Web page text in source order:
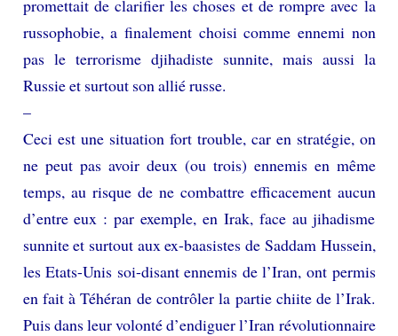
promettait de clarifier les choses et de rompre avec la
russophobie, a finalement choisi comme ennemi non
pas le terrorisme djihadiste sunnite, mais aussi la
Russie et surtout son allié russe.
–
Ceci est une situation fort trouble, car en stratégie, on
ne peut pas avoir deux (ou trois) ennemis en même
temps, au risque de ne combattre efficacement aucun
d’entre eux : par exemple, en Irak, face au jihadisme
sunnite et surtout aux ex-baasistes de Saddam Hussein,
les Etats-Unis soi-disant ennemis de l’Iran, ont permis
en fait à Téhéran de contrôler la partie chiite de l’Irak.
Puis dans leur volonté d’endiguer l’Iran révolutionnaire